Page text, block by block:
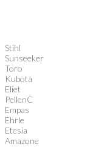
Stihl
Sunseeker
Toro
Kubota
Eliet
PellenC
Empas
Ehrle
Etesia
Amazone